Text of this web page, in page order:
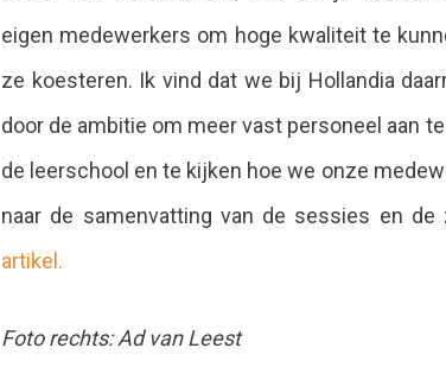
eigen medewerkers om hoge kwaliteit te
ze koesteren. Ik vind dat we bij Hollandia
door de ambitie om meer vast personeel aan
de leerschool en te kijken hoe we onze
naar de samenvatting van de sessies en
artikel.
Foto rechts: Ad van Leest